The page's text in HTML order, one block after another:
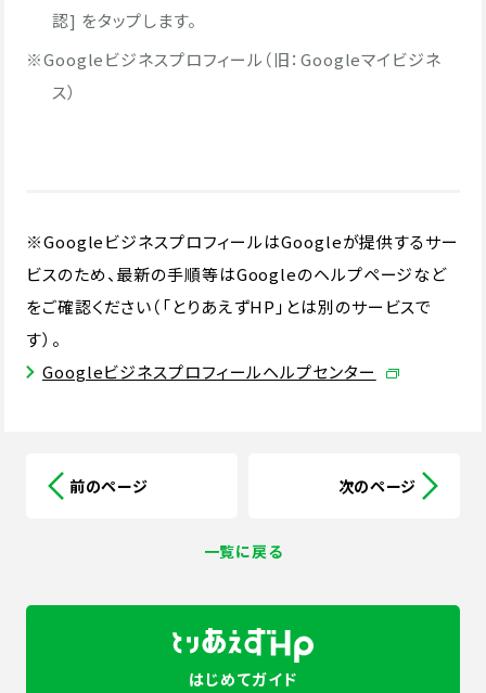
認] をタップします。
※Googleビジネスプロフィール（旧：Googleマイビジネ
ス）
※GoogleビジネスプロフィールはGoogleが提供するサー
ビスのため、最新の手順等はGoogleのヘルプページなど
をご確認ください（「とりあえずHP」とは別のサービスで
す）。
Googleビジネスプロフィールヘルプセンター
前のページ
一覧に戻る
次のページ
はじめてガイド